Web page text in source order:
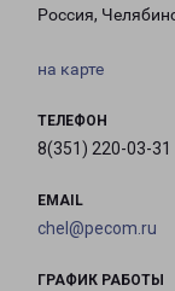
Россия,
на карте
ТЕЛЕФОН
8(351) 220-03-31
EMAIL
chel@pecom.ru
ГРАФИК РАБОТЫ